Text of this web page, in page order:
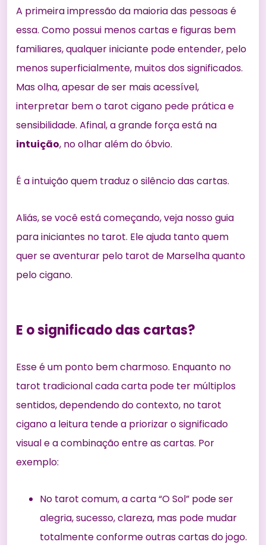
A primeira impressão da maioria das pessoas é
essa. Como possui menos cartas e figuras bem
familiares, qualquer iniciante pode entender, pelo
menos superficialmente, muitos dos significados.
Mas olha, apesar de ser mais acessível,
interpretar bem o tarot cigano pede prática e
sensibilidade. Afinal, a grande força está na
intuição, no olhar além do óbvio.
É a intuição quem traduz o silêncio das cartas.
Aliás, se você está começando, veja nossoguia
para iniciantes no tarot. Ele ajuda tanto quem
quer se aventurar pelo tarot de Marselha quanto
pelo cigano.
E o significado das cartas?
Esse é um ponto bem charmoso. Enquanto no
tarot tradicional cada carta pode ter múltiplos
sentidos, dependendo do contexto, no tarot
cigano a leitura tende a priorizar o significado
visual e a combinação entre as cartas. Por
exemplo:
No tarot comum, a carta “O Sol” pode ser
alegria, sucesso, clareza, mas pode mudar
totalmente conforme outras cartas do jogo.